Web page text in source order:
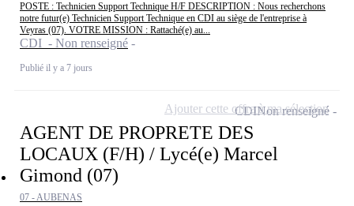
POSTE : Technicien Support Technique H/F DESCRIPTION : Nous recherchons
notre futur(e) Technicien Support Technique en CDI au siège de l'entreprise à
Veyras (07). VOTRE MISSION : Rattaché(e) au...
CDI - Non renseigné
Publié il y a 7 jours
AGENT DE PROPRETE DES
LOCAUX (F/H) / Lycé(e) Marcel
Gimond (07)
07 - AUBENAS
CDINon renseigné
Ajouter cette offre à ma sélection